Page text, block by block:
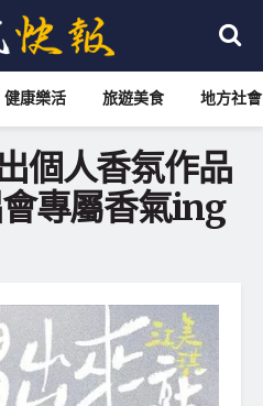
健康樂活 旅遊美食 地方社會
個人香氛作品
專屬香氣ing